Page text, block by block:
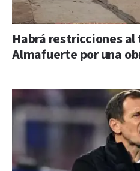
Habrá restricciones
Almafuerte por una